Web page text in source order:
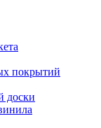
покрытий
доски